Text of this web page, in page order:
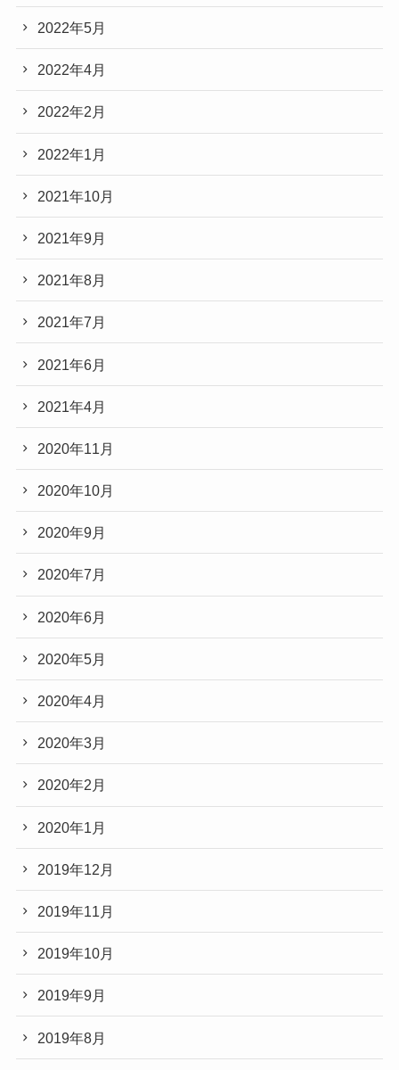
2022年5月
2022年4月
2022年2月
2022年1月
2021年10月
2021年9月
2021年8月
2021年7月
2021年6月
2021年4月
2020年11月
2020年10月
2020年9月
2020年7月
2020年6月
2020年5月
2020年4月
2020年3月
2020年2月
2020年1月
2019年12月
2019年11月
2019年10月
2019年9月
2019年8月